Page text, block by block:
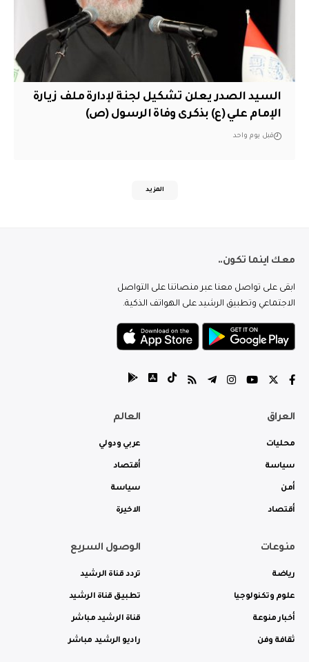
السيد الصدر يعلن تشكيل لجنة لإدارة ملف زيارة
الإمام علي (ع) بذكرى وفاة الرسول (ص)
قبل يوم واحد
المزيد
معك اينما تكون..
ابقى على تواصل معنا عبر منصاتنا على التواصل
الاجتماعي وتطبيق الرشيد على الهواتف الذكية.
العراق
محليات
سياسة
أمن
أقتصاد
العالم
عربي ودولي
أقتصاد
سياسة
الاخيرة
منوعات
رياضة
علوم وتكنولوجيا
أخبار منوعة
ثقافة وفن
الوصول السريع
تردد قناة الرشيد
تطبيق قناة الرشيد
قناة الرشيد مباشر
راديو الرشيد مباشر